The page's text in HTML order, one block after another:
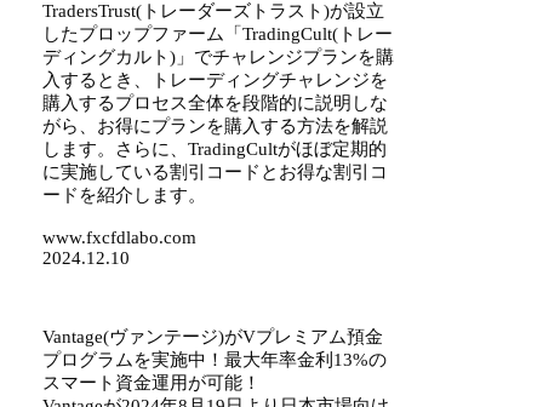
TradersTrust(トレーダーズトラスト)が設立
したプロップファーム「TradingCult(トレー
ディングカルト)」でチャレンジプランを購
入するとき、トレーディングチャレンジを
購入するプロセス全体を段階的に説明しな
がら、お得にプランを購入する方法を解説
します。さらに、TradingCultがほぼ定期的
に実施している割引コードとお得な割引コ
ードを紹介します。
www.fxcfdlabo.com
2024.12.10
Vantage(ヴァンテージ)がVプレミアム預金
プログラムを実施中！最大年率金利13%の
スマート資金運用が可能！